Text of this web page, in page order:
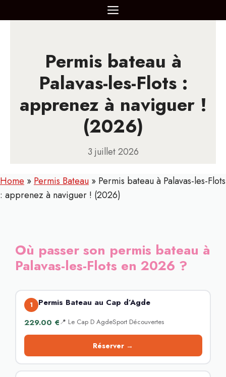
au
MENU
Permis bateau à
Palavas-les-Flots :
apprenez à naviguer !
(2026)
3 juillet 2026
Home » Permis Bateau » Permis bateau à Palavas-les-Flots
: apprenez à naviguer ! (2026)
Où passer son permis bateau à
Palavas-les-Flots en 2026 ?
1
Permis Bateau au Cap d’Agde
229.00 €📍 Le Cap D AgdeSport Découvertes
Réserver →